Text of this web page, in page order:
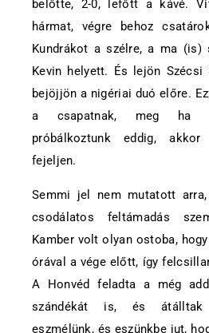
belőtte, 2-0, lefőtt a kávé.
hármat, végre behoz
Kundrákot a szélre, a ma
Kevin helyett. És lejön
bejöjjön a nigériai duó előre.
a csapatnak, meg ha
próbálkoztunk eddig,
fejeljen.
Semmi jel nem mutatott
csodálatos feltámadás
Kamber volt olyan ostoba,
órával a vége előtt, így
A Honvéd feladta a még
szándékát is, és átálltak
eszmélünk, és eszünkbe jut,